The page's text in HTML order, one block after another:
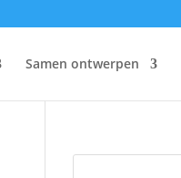
Samen ontwerpen